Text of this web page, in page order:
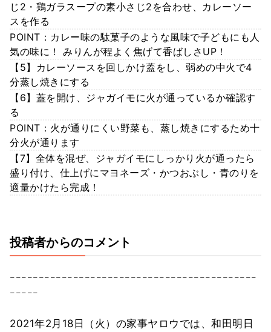
じ2・鶏ガラスープの素小さじ2を合わせ、カレーソー
スを作る
POINT：カレー味の駄菓子のような風味で子どもにも人
気の味に！ みりんが程よく焦げて香ばしさUP！
【5】カレーソースを回しかけ蓋をし、弱めの中火で4
分蒸し焼きにする
【6】蓋を開け、ジャガイモに火が通っているか確認す
る
POINT：火が通りにくい野菜も、蒸し焼きにするため十
分火が通ります
【7】全体を混ぜ、ジャガイモにしっかり火が通ったら
盛り付け、仕上げにマヨネーズ・かつおぶし・青のりを
適量かけたら完成！
投稿者からのコメント
ｰｰｰｰｰｰｰｰｰｰｰｰｰｰｰｰｰｰｰｰｰｰｰｰｰｰｰｰｰｰｰｰｰｰｰｰｰｰｰｰｰｰｰ
ｰｰｰｰｰ
2021年2月18日（火）の家事ヤロウでは、和田明日